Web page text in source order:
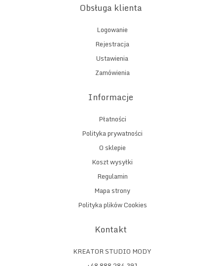
Obsługa klienta
Logowanie
Rejestracja
Ustawienia
Zamówienia
Informacje
Płatności
Polityka prywatności
O sklepie
Koszt wysyłki
Regulamin
Mapa strony
Polityka plików Cookies
Kontakt
KREATOR STUDIO MODY